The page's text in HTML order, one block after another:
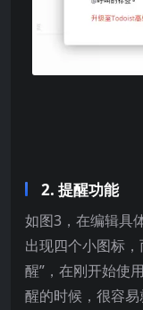
2. 提醒功能
如图3，在编辑具
出现四个小图标
醒”，在刚开始使
醒的时候，很容